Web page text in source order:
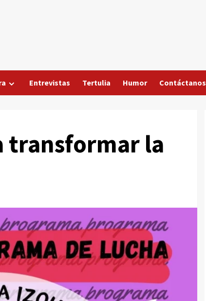
Entrevistas Tertulia Humor Contáctanos
transformar la